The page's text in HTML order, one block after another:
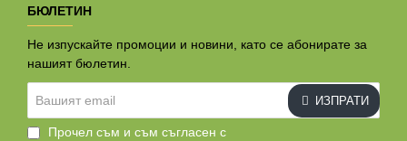
БЮЛЕТИН
Не изпускайте промоции и новини, като се абонирате за
нашият бюлетин.
email
ИЗПРАТИ
Прочел съм и съм съгласен с